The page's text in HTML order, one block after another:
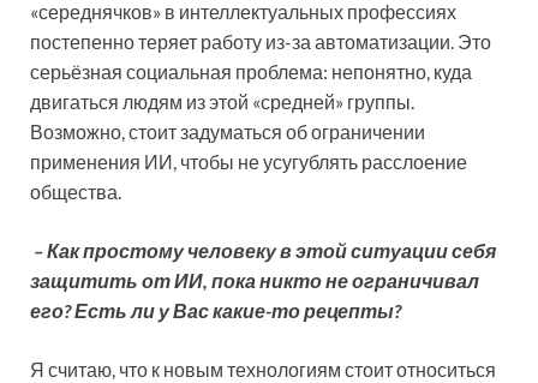
«середнячков» в интеллектуальных профессиях
постепенно теряет работу из-за автоматизации. Это
серьёзная социальная проблема: непонятно, куда
двигаться людям из этой «средней» группы.
Возможно, стоит задуматься об ограничении
применения ИИ, чтобы не усугублять расслоение
общества.
– Как простому человеку в этой ситуации себя
защитить от ИИ, пока никто не ограничивал
его? Есть ли у Вас какие-то рецепты?
Я считаю, что к новым технологиям стоит относиться